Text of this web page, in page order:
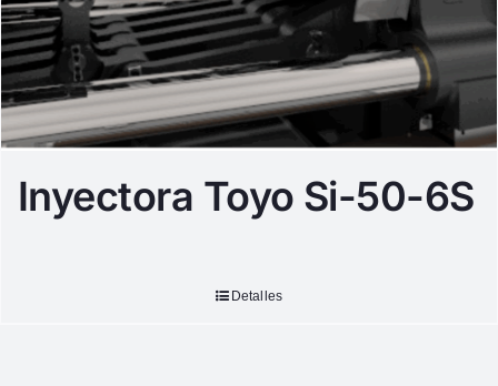
Inyectora Toyo Si-50-6S
Detalles